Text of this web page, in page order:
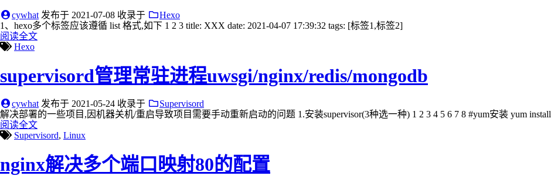
cywhat 发布于 2021-07-08 收录于
Hexo
1、hexo多个标签应该遵循 list 格式,如下 1 2 3 title: XXX date: 2021-04-07 17:39:32 tags: [标签1,标签2]
阅读全文
Hexo
supervisord管理常驻进程uwsgi/nginx/redis/mongodb
cywhat 发布于 2021-05-24 收录于
Supervisord
解决部署的一些项目,因机器关机/重启导致项目需要手动重新启动的问题 1.安装supervisor(3种选一种) 1 2 3 4 5 6 7 8 #yum安装 yum install
阅读全文
Supervisord, Linux
nginx解决多个端口映射80的配置